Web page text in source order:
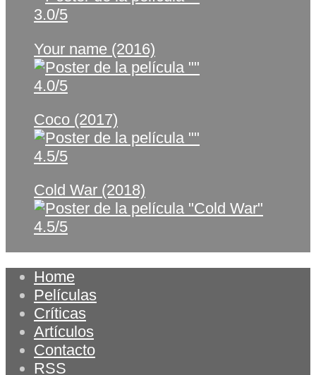
3.0/5
Your name (2016)
4.0/5
Coco (2017)
4.5/5
Cold War (2018)
4.5/5
Home
Películas
Críticas
Artículos
Contacto
RSS